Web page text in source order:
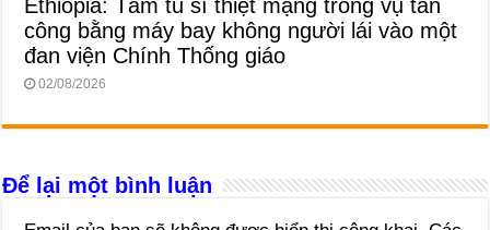
Ethiopia: Tám tu sĩ thiệt mạng trong vụ tấn
công bằng máy bay không người lái vào một
đan viện Chính Thống giáo
02/08/2026
Để lại một bình luận